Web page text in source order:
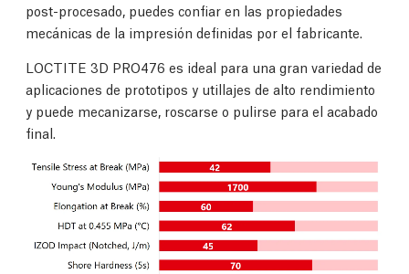
post-procesado, puedes confiar en las propiedades
mecánicas de la impresión definidas por el fabricante.
LOCTITE 3D PRO476 es ideal para una gran variedad de
aplicaciones de prototipos y utillajes de alto rendimiento
y puede mecanizarse, roscarse o pulirse para el acabado
final.